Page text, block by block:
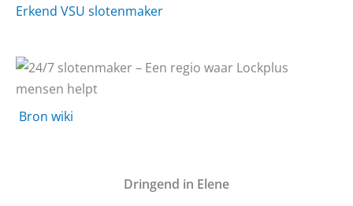
Erkend VSU slotenmaker
Bron wiki
Dringend in Elene